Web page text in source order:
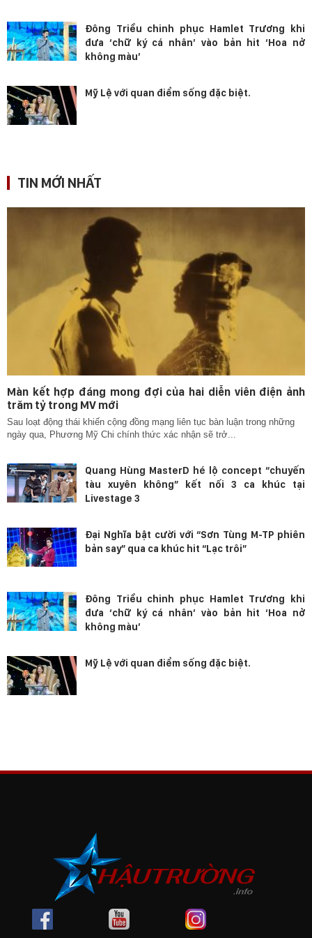
Đông Triều chinh phục Hamlet Trương khi
đưa ‘chữ ký cá nhân’ vào bản hit ‘Hoa nở
không màu’
Mỹ Lệ với quan điểm sống đặc biệt.
TIN MỚI NHẤT
Màn kết hợp đáng mong đợi của hai diễn viên điện ảnh
trăm tỷ trong MV mới
Sau loạt động thái khiến cộng đồng mạng liên tục bàn luận trong những
ngày qua, Phương Mỹ Chi chính thức xác nhận sẽ trở...
Quang Hùng MasterD hé lộ concept “chuyến
tàu xuyên không” kết nối 3 ca khúc tại
Livestage 3
Đại Nghĩa bật cười với “Sơn Tùng M-TP phiên
bản say” qua ca khúc hit “Lạc trôi”
Đông Triều chinh phục Hamlet Trương khi
đưa ‘chữ ký cá nhân’ vào bản hit ‘Hoa nở
không màu’
Mỹ Lệ với quan điểm sống đặc biệt.